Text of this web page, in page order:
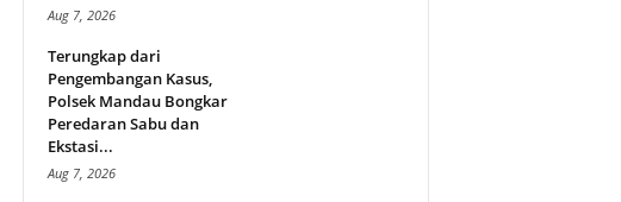
Aug 7, 2026
Terungkap dari
Pengembangan Kasus,
Polsek Mandau Bongkar
Peredaran Sabu dan
Ekstasi...
Aug 7, 2026